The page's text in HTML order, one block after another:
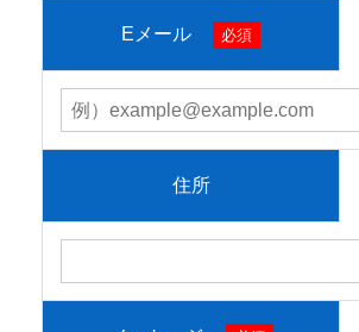
Eメール 必須
住所